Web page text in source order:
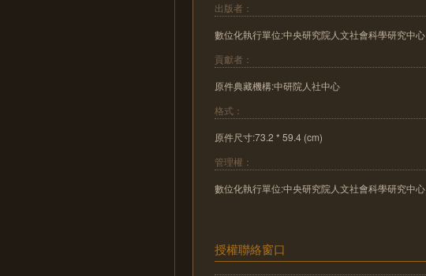
出版者：
數位化執行單位:中央研究院人文社會科學研究中心
貢獻者：
原件典藏機構:中研院人社中心
格式：
原件尺寸:73.2 * 59.4 (cm)
管理權：
數位化執行單位:中央研究院人文社會科學研究中心
授權聯絡窗口